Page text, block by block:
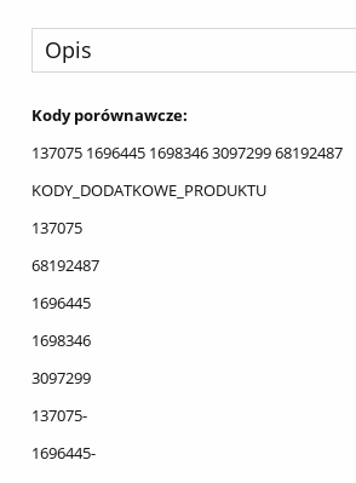
Opis
Kody porównawcze:
137075 1696445 1698346 3097299 68192487
KODY_DODATKOWE_PRODUKTU
137075
68192487
1696445
1698346
3097299
137075-
1696445-